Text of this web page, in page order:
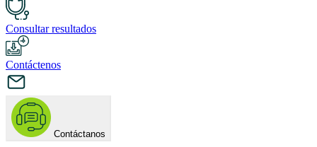
Consultar resultados
Contáctenos
Contáctanos